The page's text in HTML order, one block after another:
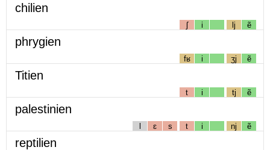
chilien
ʃ i lj ẽ
phrygien
fʁ i ʒj ẽ
Titien
t i tj ẽ
palestinien
l ɛ s t i nj ẽ
reptilien